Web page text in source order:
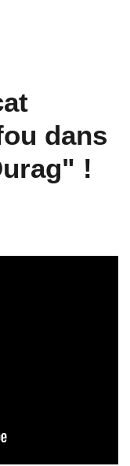
dans
!